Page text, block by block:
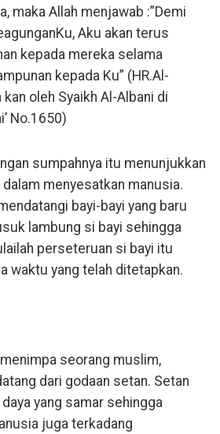
maka Allah menjawab :”Demi
Aku akan terus
kepada mereka selama
kepada Ku” (HR.Al-
kan oleh Syaikh Al-Albani di
No.1650)
sumpahnya itu menunjukkan
menyesatkan manusia.
bayi-bayi yang baru
lambung si bayi sehingga
perseteruan si bayi itu
waktu yang telah ditetapkan.
seorang muslim,
dari godaan setan. Setan
yang samar sehingga
juga terkadang